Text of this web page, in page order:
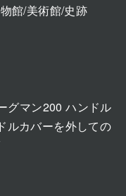
館/美術館/史跡
グマン200 ハンドル
ルカバーを外しての